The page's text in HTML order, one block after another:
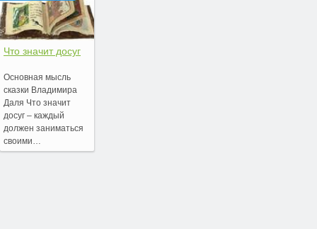
Что значит досуг
Основная мысль
сказки Владимира
Даля Что значит
досуг – каждый
должен заниматься
своими…